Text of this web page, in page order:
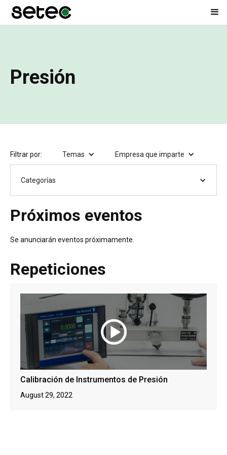
Presión
Filtrar por: Temas Empresa que imparte
Categorías
Próximos eventos
Se anunciarán eventos próximamente.
Repeticiones
Calibración de Instrumentos de Presión
August 29, 2022